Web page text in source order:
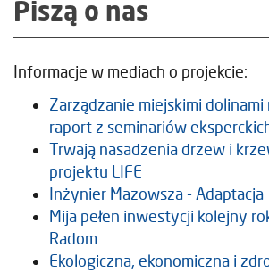
Piszą o nas
Informacje w mediach o projekcie:
Zarządzanie miejskimi dolinami
raport z seminariów
Trwają nasadzenia drzew i
projektu LIFE
Inżynier Mazowsza - Adaptacja
Mija pełen inwestycji kolejny
Radom
Ekologiczna, ekonomiczna i